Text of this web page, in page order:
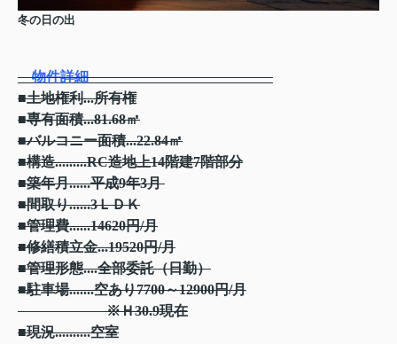
冬の日の出
物件詳細
■土地権利...所有権
■専有面積...81.68㎡
■バルコニー面積...22.84㎡
■構造.........RC造地上14階建7階部分
■築年月......平成9年3月
■間取り......3ＬＤＫ
■管理費......14620円/月
■修繕積立金...19520円/月
■管理形態....全部委託（日勤）
■駐車場.......空あり7700～12900円/月
※Ｈ30.9現在
■現況..........空室